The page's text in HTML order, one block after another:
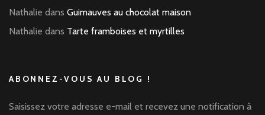
Nathalie dans Guimauves au chocolat maison
Nathalie dans Tarte framboises et myrtilles
ABONNEZ-VOUS AU BLOG !
Saisissez votre adresse e-mail et recevez une notification à